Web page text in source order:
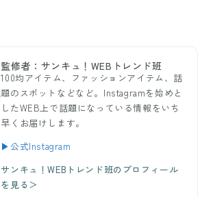
監修者：サンキュ！WEBトレンド班
100均アイテム、ファッションアイテム、話
題のスポットなどなど。Instagramを始めと
したWEB上で話題になっている情報をいち
早くお届けします。
▶公式Instagram
サンキュ！WEBトレンド班のプロフィール
を見る＞